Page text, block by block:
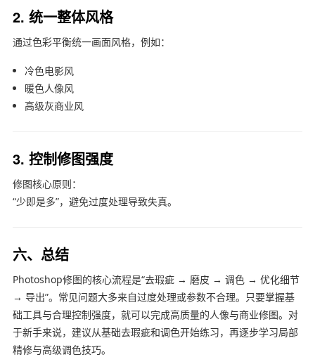
2. 统一整体风格
通过色彩平衡统一画面风格，例如：
冷色电影风
暖色人像风
高级灰商业风
3. 控制修图强度
修图核心原则：
“少即是多”，避免过度处理导致失真。
六、总结
Photoshop修图的核心流程是“去瑕疵 → 磨皮 → 调色 → 优化细节
→ 导出”。常见问题大多来自过度处理或参数不合理。只要掌握基
础工具与合理控制强度，就可以完成高质量的人像与商业修图。对
于新手来说，建议从基础去瑕疵和调色开始练习，再逐步学习局部
精修与高级调色技巧。